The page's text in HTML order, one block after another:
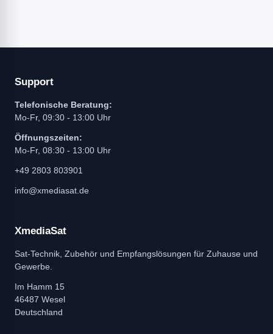
Support
Telefonische Beratung:
Mo-Fr, 09:30 - 13:00 Uhr
Öffnungszeiten:
Mo-Fr, 08:30 - 13:00 Uhr
+49 2803 803901
info@xmediasat.de
XmediaSat
Sat-Technik, Zubehör und Empfangslösungen für Zuhause und
Gewerbe.
Im Hamm 15
46487 Wesel
Deutschland